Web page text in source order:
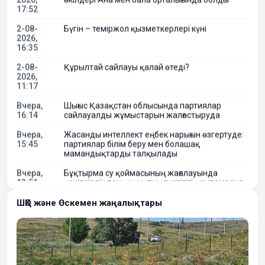
2-08-
2026,
16:35
Бүгін – теміржол қызметкерлері күні
2-08-
2026,
11:17
Вчера,
16:14
Вчера,
15:45
Жасанды интеллект еңбек нарығын өзгертуде:
партиялар білім беру мен болашақ
мамандықтарды талқылады
Вчера,
Бұқтырма су қоймасының жағалауында
қауіпсіздік пен құқықтық тәртіпті қамтамасыз
ету мақсатында бірлескен рейд өткізілді
09:44
5-08-
2026,
11:40
Қазақстан Орталық Азия елдері арасында әл-
ауқат индексінде көш бастады
5-08-
«Ауыл Аманаты» бағдарламасы бойынша
ШҚО және Өскемен жаңалықтары